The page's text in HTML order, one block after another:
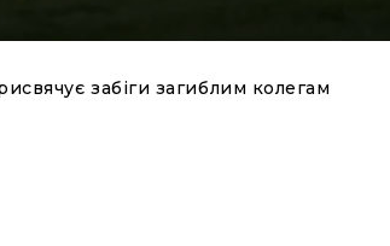
забіги загиблим колегам